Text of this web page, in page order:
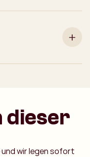
dieser
und wir legen sofort